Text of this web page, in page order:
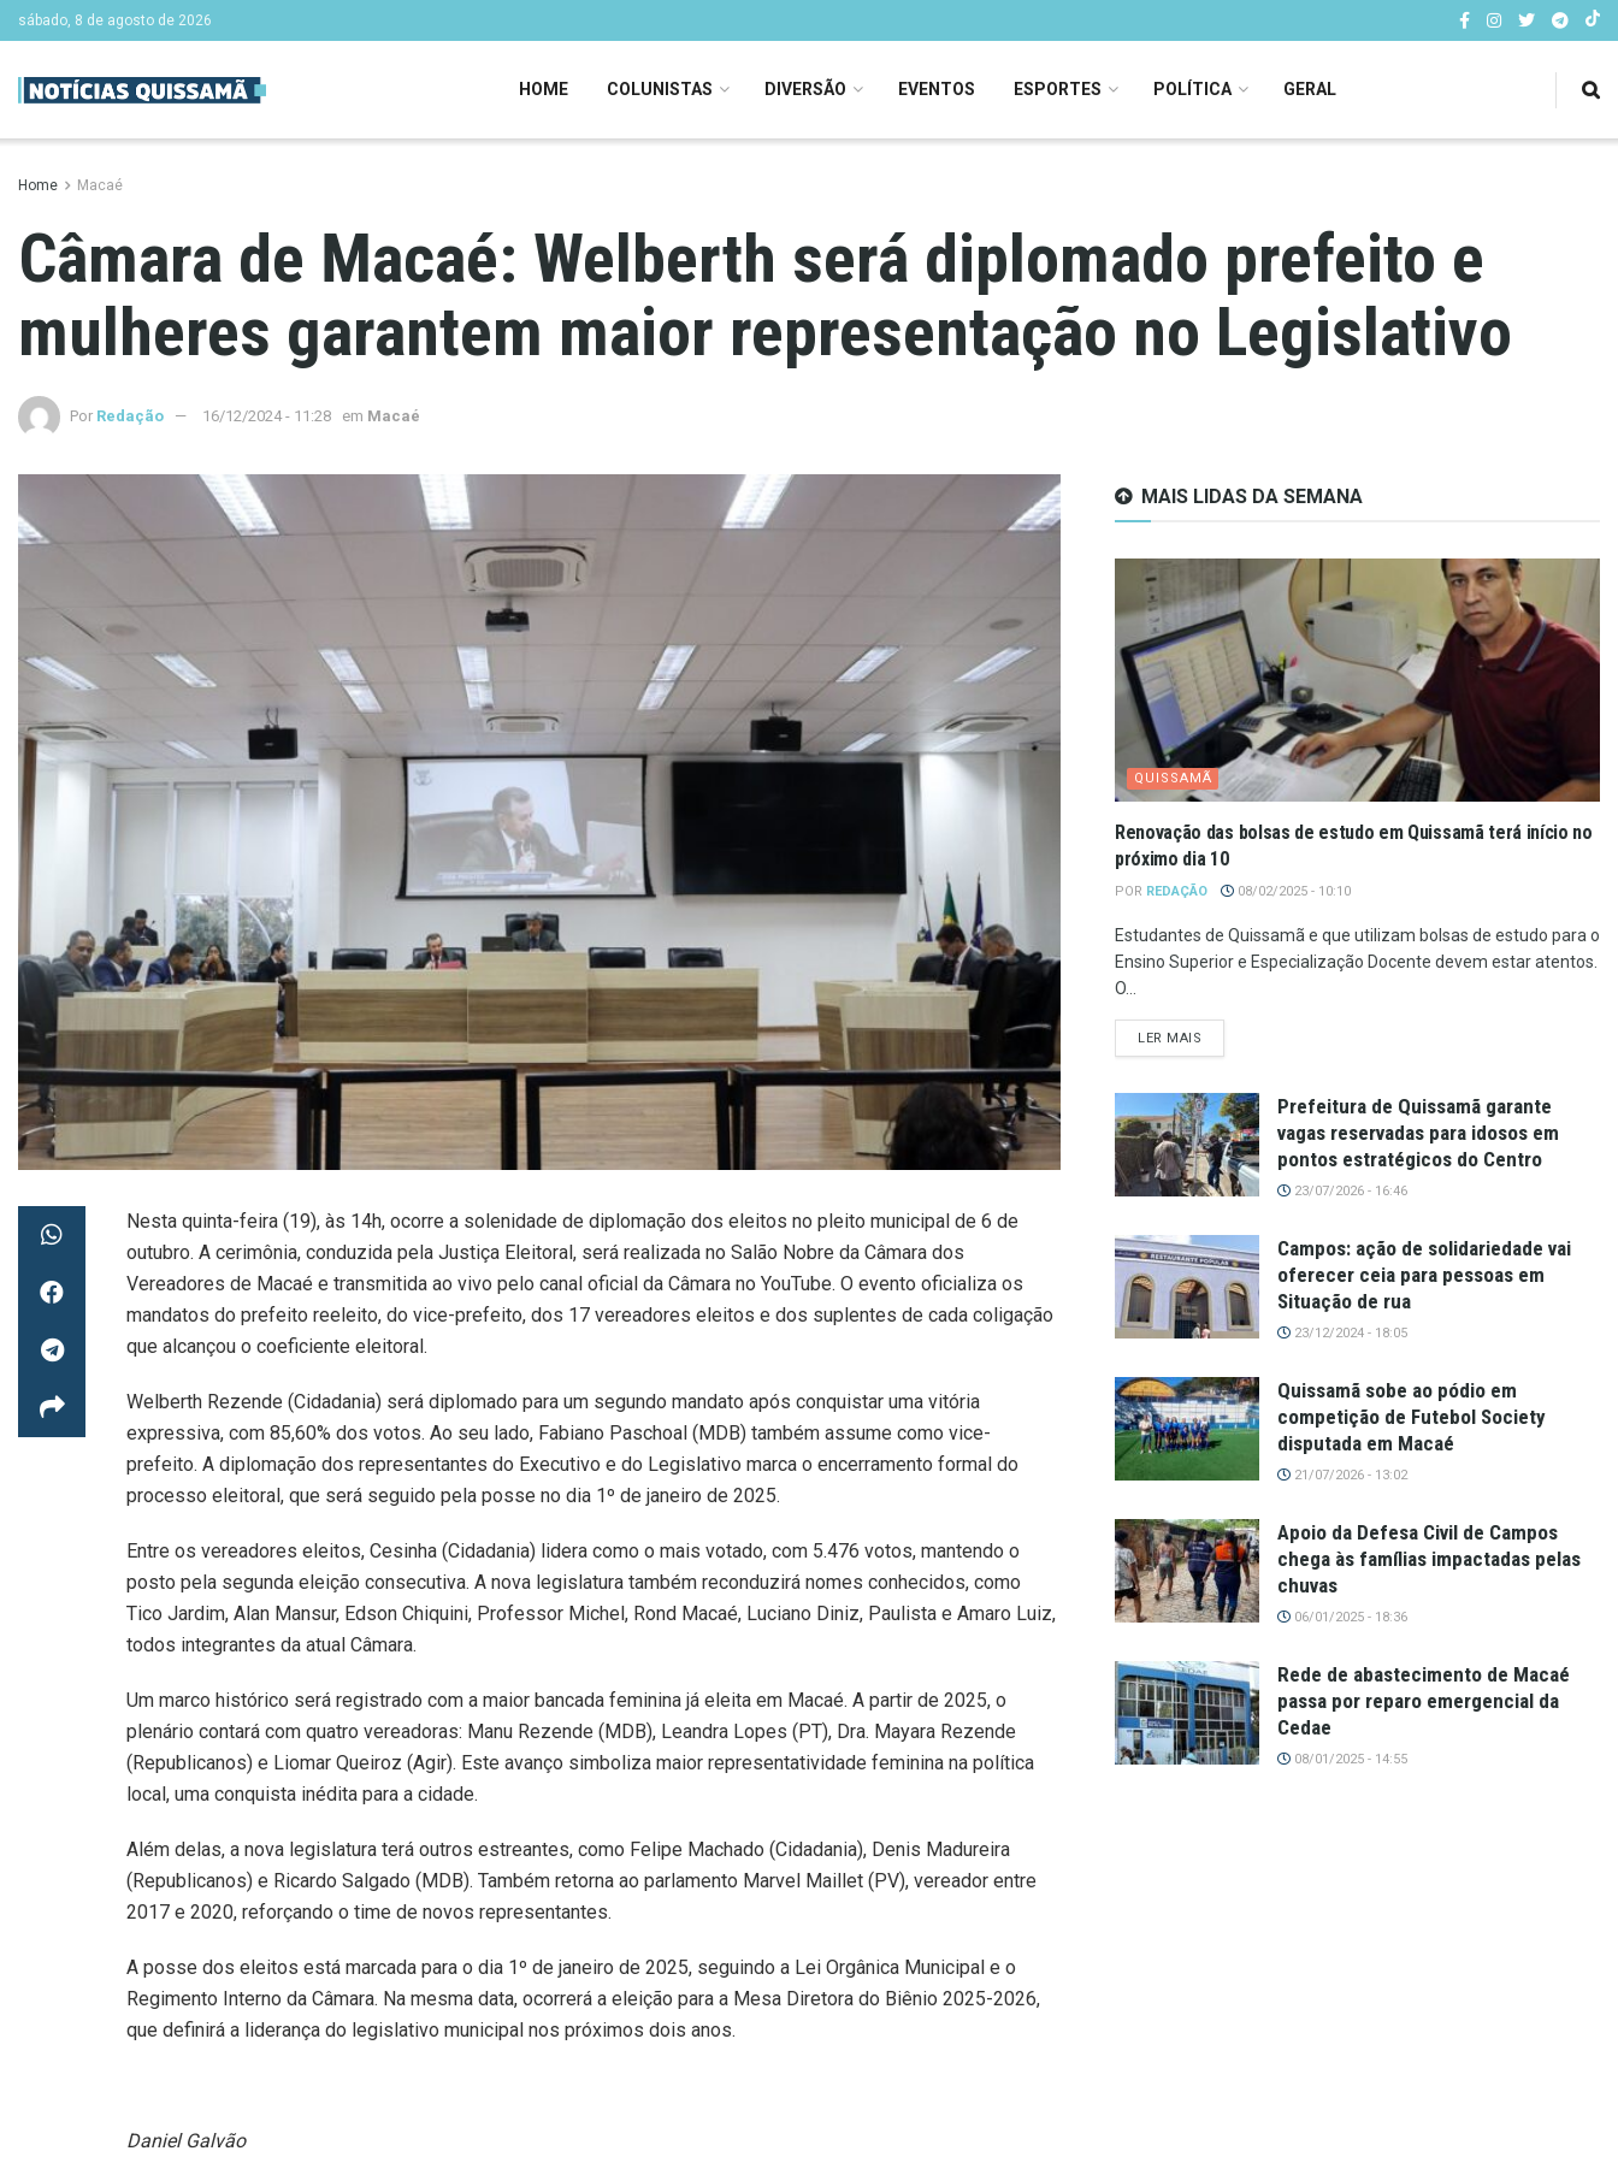
sábado, 8 de agosto de 2026
HOME COLUNISTAS DIVERSÃO EVENTOS ESPORTES POLÍTICA GERAL
Home Macaé
Câmara de Macaé: Welberth será diplomado prefeito e
mulheres garantem maior representação no Legislativo
Por Redação 16/12/2024 - 11:28 em Macaé
Nesta quinta-feira (19), às 14h, ocorre a solenidade de diplomação dos eleitos no pleito municipal de 6 de
outubro. A cerimônia, conduzida pela Justiça Eleitoral, será realizada no Salão Nobre da Câmara dos
Vereadores de Macaé e transmitida ao vivo pelo canal oficial da Câmara no YouTube. O evento oficializa os
mandatos do prefeito reeleito, do vice-prefeito, dos 17 vereadores eleitos e dos suplentes de cada coligação
que alcançou o coeficiente eleitoral.
Welberth Rezende (Cidadania) será diplomado para um segundo mandato após conquistar uma vitória
expressiva, com 85,60% dos votos. Ao seu lado, Fabiano Paschoal (MDB) também assume como vice-
prefeito. A diplomação dos representantes do Executivo e do Legislativo marca o encerramento formal do
processo eleitoral, que será seguido pela posse no dia 1º de janeiro de 2025.
Entre os vereadores eleitos, Cesinha (Cidadania) lidera como o mais votado, com 5.476 votos, mantendo o
posto pela segunda eleição consecutiva. A nova legislatura também reconduzirá nomes conhecidos, como
Tico Jardim, Alan Mansur, Edson Chiquini, Professor Michel, Rond Macaé, Luciano Diniz, Paulista e Amaro Luiz,
todos integrantes da atual Câmara.
Um marco histórico será registrado com a maior bancada feminina já eleita em Macaé. A partir de 2025, o
plenário contará com quatro vereadoras: Manu Rezende (MDB), Leandra Lopes (PT), Dra. Mayara Rezende
(Republicanos) e Liomar Queiroz (Agir). Este avanço simboliza maior representatividade feminina na política
local, uma conquista inédita para a cidade.
Além delas, a nova legislatura terá outros estreantes, como Felipe Machado (Cidadania), Denis Madureira
(Republicanos) e Ricardo Salgado (MDB). Também retorna ao parlamento Marvel Maillet (PV), vereador entre
2017 e 2020, reforçando o time de novos representantes.
A posse dos eleitos está marcada para o dia 1º de janeiro de 2025, seguindo a Lei Orgânica Municipal e o
Regimento Interno da Câmara. Na mesma data, ocorrerá a eleição para a Mesa Diretora do Biênio 2025-2026,
que definirá a liderança do legislativo municipal nos próximos dois anos.
Daniel Galvão
MAIS LIDAS DA SEMANA
QUISSAMÃ
Renovação das bolsas de estudo em Quissamã terá início no
próximo dia 10
POR REDAÇÃO 08/02/2025 - 10:10
Estudantes de Quissamã e que utilizam bolsas de estudo para o
Ensino Superior e Especialização Docente devem estar atentos.
O...
LER MAIS
Prefeitura de Quissamã garante
vagas reservadas para idosos em
pontos estratégicos do Centro
23/07/2026 - 16:46
Campos: ação de solidariedade vai
oferecer ceia para pessoas em
Situação de rua
23/12/2024 - 18:05
Quissamã sobe ao pódio em
competição de Futebol Society
disputada em Macaé
21/07/2026 - 13:02
Apoio da Defesa Civil de Campos
chega às famílias impactadas pelas
chuvas
06/01/2025 - 18:36
Rede de abastecimento de Macaé
passa por reparo emergencial da
Cedae
08/01/2025 - 14:55